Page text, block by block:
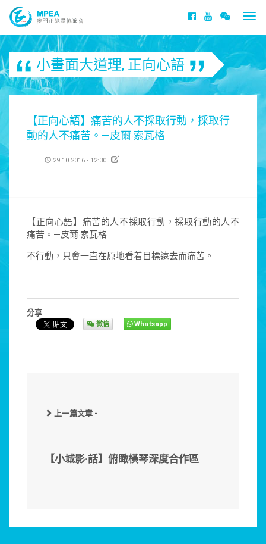
小畫面大道理, 正向心語
【正向心語】痛苦的人不採取行動，採取行
動的人不痛苦。—皮爾‧索瓦格
29.10.2016 - 12:30
【正向心語】痛苦的人不採取行動，採取行動的人不
痛苦。—皮爾‧索瓦格
不行動，只會一直在原地看着目標遠去而痛苦。
分享
微信 Whatsapp
上一篇文章 -
【小城影·話】俯瞰橫琴深度合作區